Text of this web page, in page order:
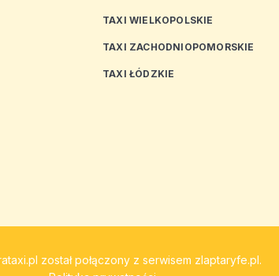
TAXI WIELKOPOLSKIE
TAXI ZACHODNIOPOMORSKIE
TAXI ŁÓDZKIE
został połączony z serwisem zlaptaryfe.pl.